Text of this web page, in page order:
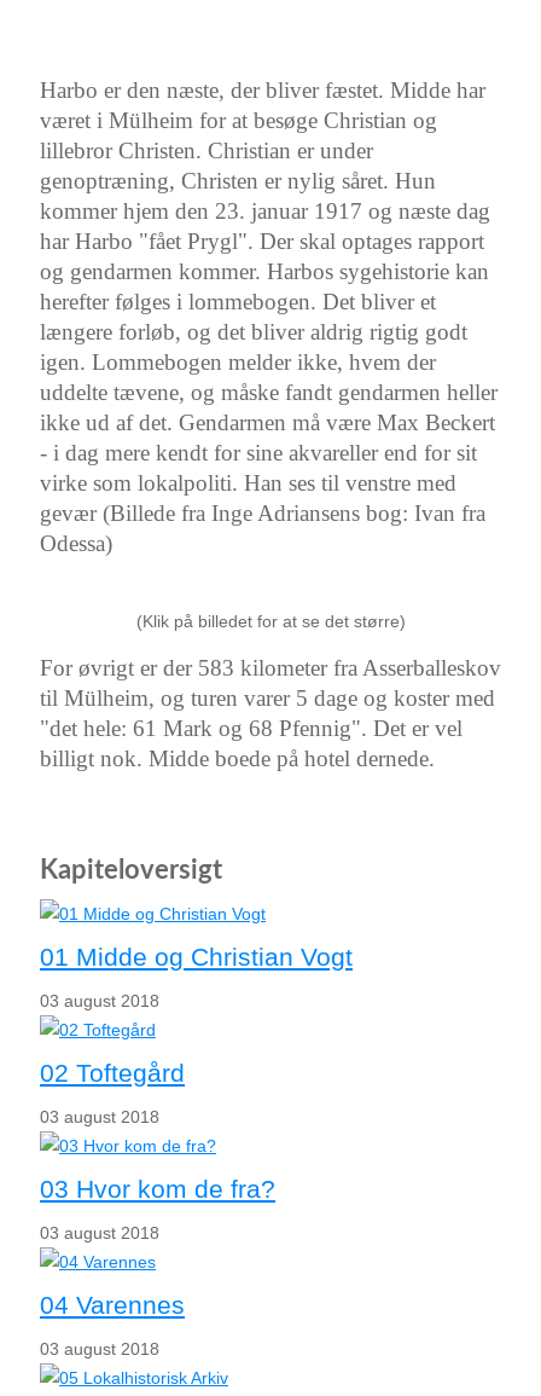
Harbo er den næste, der bliver fæstet. Midde har
været i Mülheim for at besøge Christian og
lillebror Christen. Christian er under
genoptræning, Christen er nylig såret. Hun
kommer hjem den 23. januar 1917 og næste dag
har Harbo "fået Prygl". Der skal optages rapport
og gendarmen kommer. Harbos sygehistorie kan
herefter følges i lommebogen. Det bliver et
længere forløb, og det bliver aldrig rigtig godt
igen. Lommebogen melder ikke, hvem der
uddelte tævene, og måske fandt gendarmen heller
ikke ud af det. Gendarmen må være Max Beckert
- i dag mere kendt for sine akvareller end for sit
virke som lokalpoliti. Han ses til venstre med
gevær (Billede fra Inge Adriansens bog: Ivan fra
Odessa)
(Klik på billedet for at se det større)
For øvrigt er der 583 kilometer fra Asserballeskov
til Mülheim, og turen varer 5 dage og koster med
"det hele: 61 Mark og 68 Pfennig". Det er vel
billigt nok. Midde boede på hotel dernede.
Kapiteloversigt
01 Midde og Christian Vogt
03 august 2018
02 Toftegård
03 august 2018
03 Hvor kom de fra?
03 august 2018
04 Varennes
03 august 2018